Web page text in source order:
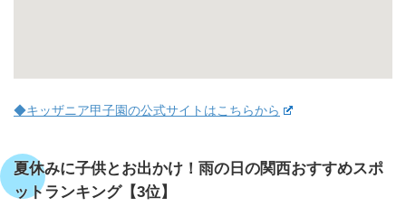
◆キッザニア甲子園の公式サイトはこちらから
夏休みに子供とお出かけ！雨の日の関西おすすめスポ
ットランキング【3位】